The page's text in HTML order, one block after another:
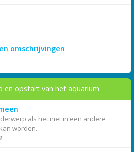
omschrijvingen
en opstart van het aquarium
als het niet in een andere
worden.